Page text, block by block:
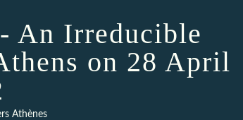
An Irreducible
on 28 April
Athènes